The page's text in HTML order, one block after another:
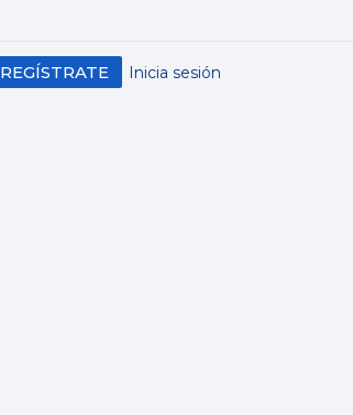
Inicia sesión
REGÍSTRATE